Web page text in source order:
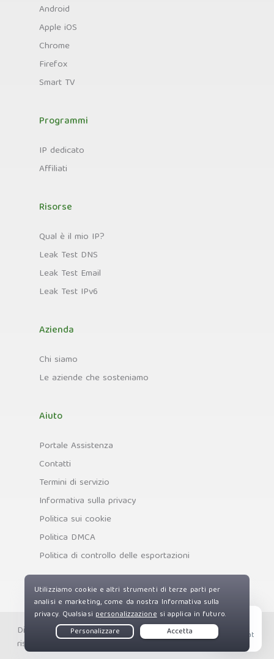
Android
Apple iOS
Chrome
Firefox
Smart TV
Programmi
IP dedicato
Affiliati
Risorse
Qual è il mio IP?
Leak Test DNS
Leak Test Email
Leak Test IPv6
Azienda
Chi siamo
Le aziende che sosteniamo
Aiuto
Portale Assistenza
Contatti
Termini di servizio
Informativa sulla privacy
Politica sui cookie
Politica DMCA
Politica di controllo delle esportazioni
Diritti d'autore © Private Internet Access, Inc. Tutti i diritti
riservati.
Live Chat